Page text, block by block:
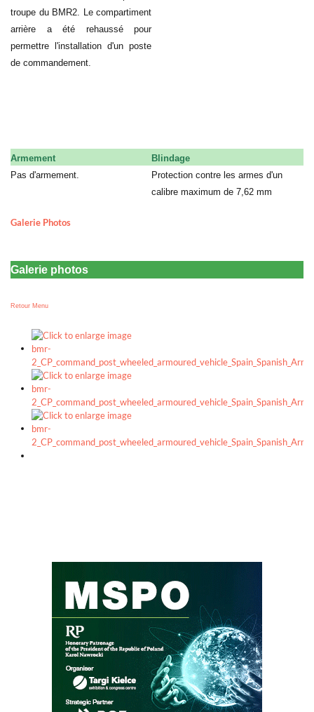
troupe du BMR2. Le compartiment
arrière a été rehaussé pour
permettre l'installation d'un poste
de commandement.
Armement
Blindage
Pas d'armement.
Protection contre les armes d'un
calibre maximum de 7,62 mm
Galerie Photos
Galerie photos
Retour Menu